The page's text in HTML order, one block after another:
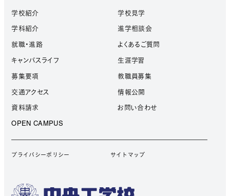
学校紹介
学科紹介
就職・進路
キャンパスライフ
募集要項
交通アクセス
資料請求
OPEN CAMPUS
学校見学
進学相談会
よくあるご質問
生涯学習
教職員募集
情報公開
お問い合わせ
プライバシーポリシー サイトマップ